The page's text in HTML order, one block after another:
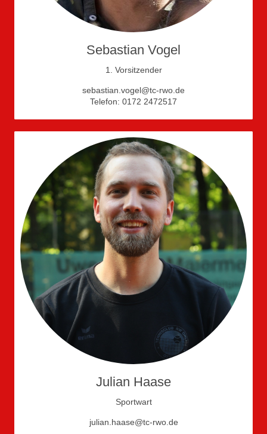
Sebastian Vogel
1. Vorsitzender
sebastian.vogel@tc-rwo.de
Telefon: 0172 2472517
Julian Haase
Sportwart
julian.haase@tc-rwo.de